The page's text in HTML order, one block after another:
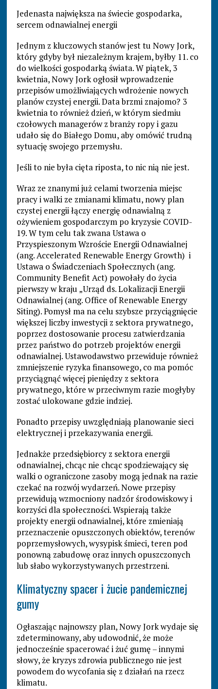
Jedenasta największa na świecie gospodarka,
sercem odnawialnej energii
Jednym z kluczowych stanów jest tu Nowy Jork,
który gdyby był niezależnym krajem, byłby 11. co
do wielkości gospodarką świata. W piątek, 3
kwietnia, Nowy Jork ogłosił wprowadzenie
przepisów umożliwiających wdrożenie nowych
planów czystej energii. Data brzmi znajomo? 3
kwietnia to również dzień, w którym siedmiu
czołowych managerów z branży ropy i gazu
udało się do Białego Domu, aby omówić trudną
sytuację swojego przemysłu.
Jeśli to nie była cięta riposta, to nic nią nie jest.
Wraz ze znanymi już celami tworzenia miejsc
pracy i walki ze zmianami klimatu, nowy plan
czystej energii łączy energię odnawialną z
ożywieniem gospodarczym po kryzysie COVID-
19. W tym celu tak zwana Ustawa o
Przyspieszonym Wzroście Energii Odnawialnej
(ang. Accelerated Renewable Energy Growth) i
Ustawa o Świadczeniach Społecznych (ang.
Community Benefit Act) powołały do życia
pierwszy w kraju „Urząd ds. Lokalizacji Energii
Odnawialnej (ang. Office of Renewable Energy
Siting). Pomysł ma na celu szybsze przyciągnięcie
większej liczby inwestycji z sektora prywatnego,
poprzez dostosowanie procesu zatwierdzania
przez państwo do potrzeb projektów energii
odnawialnej. Ustawodawstwo przewiduje również
zmniejszenie ryzyka finansowego, co ma pomóc
przyciągnąć więcej pieniędzy z sektora
prywatnego, które w przeciwnym razie mogłyby
zostać ulokowane gdzie indziej.
Ponadto przepisy uwzględniają planowanie sieci
elektrycznej i przekazywania energii.
Jednakże przedsiębiorcy z sektora energii
odnawialnej, chcąc nie chcąc spodziewający się
walki o ograniczone zasoby mogą jednak na razie
czekać na rozwój wydarzeń. Nowe przepisy
przewidują wzmocniony nadzór środowiskowy i
korzyści dla społeczności. Wspierają także
projekty energii odnawialnej, które zmieniają
przeznaczenie opuszczonych obiektów, terenów
poprzemysłowych, wysypisk śmieci, teren pod
ponowną zabudowę oraz innych opuszczonych
lub słabo wykorzystywanych przestrzeni.
Klimatyczny spacer i żucie pandemicznej
gumy
Ogłaszając najnowszy plan, Nowy Jork wydaje się
zdeterminowany, aby udowodnić, że może
jednocześnie spacerować i żuć gumę – innymi
słowy, że kryzys zdrowia publicznego nie jest
powodem do wycofania się z działań na rzecz
klimatu.